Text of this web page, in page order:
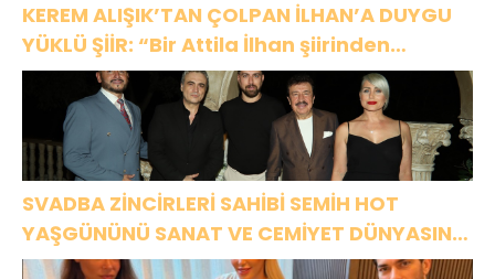
KEREM ALIŞIK’TAN ÇOLPAN İLHAN’A DUYGU
YÜKLÜ ŞİİR: “Bir Attila İlhan şiirinden
çıkmıştı sanki”
SVADBA ZİNCİRLERİ SAHİBİ SEMİH HOT
YAŞGÜNÜNÜ SANAT VE CEMİYET DÜNYASININ
ÜNLÜ İSİMLERİYLE KUTLADI!